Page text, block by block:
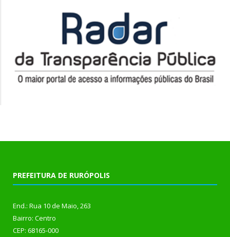
PREFEITURA DE RURÓPOLIS
End.: Rua 10 de Maio, 263
Bairro: Centro
CEP: 68165-000